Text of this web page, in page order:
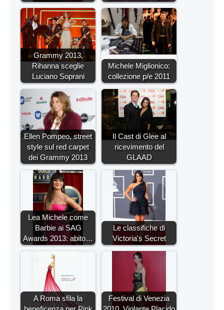
Grammy 2013,
Rihanna sceglie
Luciano Soprani
Michele Miglionico:
collezione p/e 2011
Ellen Pompeo, street
style sul red carpet
dei Grammy 2013
Il Cast di Glee al
ricevimento del
GLAAD
Lea Michele come
Barbie ai SAG
Awards 2013: abito…
Le classifiche di
Victoria's Secret
A Roma sfila la
Festival di Venezia